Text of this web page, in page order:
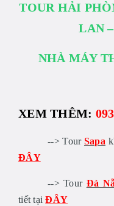
TOUR HẢI
LAN
NHÀ MÁY
XEM THÊM:
--> Tour Sapa
ĐÂY
--> Tour Đà
tiết tạiĐÂY